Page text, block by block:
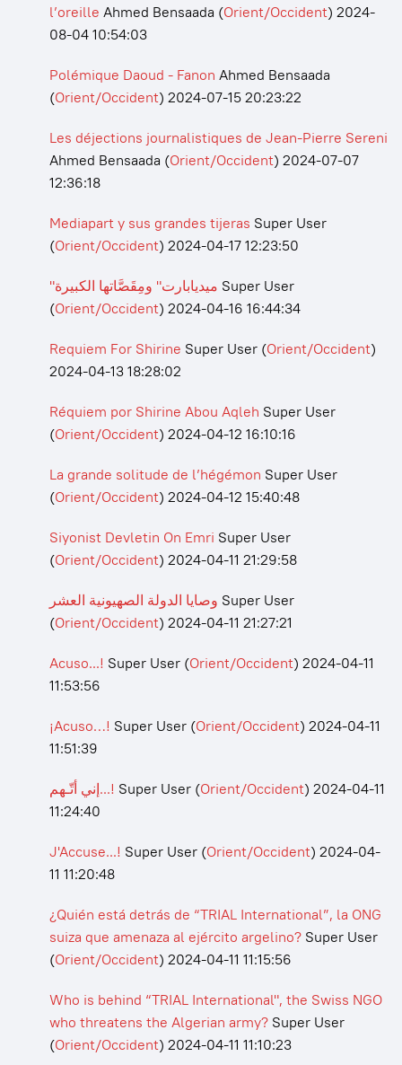
l’oreille Ahmed Bensaada (Orient/Occident) 2024-
08-04 10:54:03
Polémique Daoud - Fanon Ahmed Bensaada
(Orient/Occident) 2024-07-15 20:23:22
Les déjections journalistiques de Jean-Pierre Sereni
Ahmed Bensaada (Orient/Occident) 2024-07-07
12:36:18
Mediapart y sus grandes tijeras Super User
(Orient/Occident) 2024-04-17 12:23:50
"ميديابارت" ومِقَصَّاتها الكبيرة Super User
(Orient/Occident) 2024-04-16 16:44:34
Requiem For Shirine Super User (Orient/Occident)
2024-04-13 18:28:02
Réquiem por Shirine Abou Aqleh Super User
(Orient/Occident) 2024-04-12 16:10:16
La grande solitude de l’hégémon Super User
(Orient/Occident) 2024-04-12 15:40:48
Siyonist Devletin On Emri Super User
(Orient/Occident) 2024-04-11 21:29:58
وصايا الدولة الصهيونية العشر Super User
(Orient/Occident) 2024-04-11 21:27:21
Acuso...! Super User (Orient/Occident) 2024-04-11
11:53:56
¡Acuso…! Super User (Orient/Occident) 2024-04-11
11:51:39
إني أتّـهم...! Super User (Orient/Occident) 2024-04-11
11:24:40
J'Accuse...! Super User (Orient/Occident) 2024-04-
11 11:20:48
¿Quién está detrás de “TRIAL International”, la ONG
suiza que amenaza al ejército argelino? Super User
(Orient/Occident) 2024-04-11 11:15:56
Who is behind “TRIAL International", the Swiss NGO
who threatens the Algerian army? Super User
(Orient/Occident) 2024-04-11 11:10:23